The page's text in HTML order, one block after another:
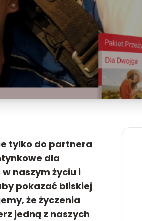
tylko do partnera
dla
naszym życiu i
pokazać bliskiej
że życzenia
jedną z naszych